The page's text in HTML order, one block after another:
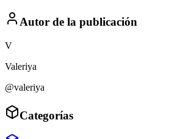
Autor de la publicación
V
Valeriya
@valeriya
Categorías